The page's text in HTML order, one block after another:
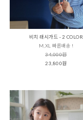
비치 래시가드 - 2 COLOR
M,XL 빠른배송 !
34,000원
23,800원